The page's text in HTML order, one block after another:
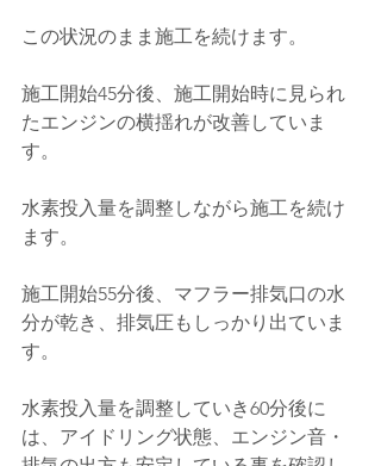
この状況のまま施工を続けます。
施工開始45分後、施工開始時に見られ
たエンジンの横揺れが改善していま
す。
水素投入量を調整しながら施工を続け
ます。
施工開始55分後、マフラー排気口の水
分が乾き、排気圧もしっかり出ていま
す。
水素投入量を調整していき60分後に
は、アイドリング状態、エンジン音・